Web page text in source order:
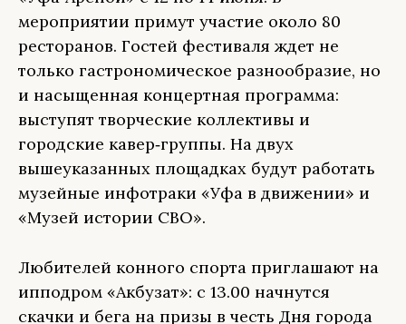
мероприятии примут участие около 80
ресторанов. Гостей фестиваля ждет не
только гастрономическое разнообразие, но
и насыщенная концертная программа:
выступят творческие коллективы и
городские кавер‑группы. На двух
вышеуказанных площадках будут работать
музейные инфотраки «Уфа в движении» и
«Музей истории СВО».
Любителей конного спорта приглашают на
ипподром «Акбузат»: с 13.00 начнутся
скачки и бега на призы в честь Дня города